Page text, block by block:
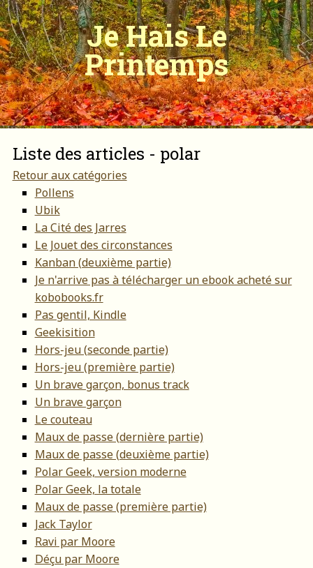
Je Hais Le
Printemps
Liste des articles - polar
Retour aux catégories
Pollens
Ubik
La Cité des Jarres
Le Jouet des circonstances
Kanban (deuxième partie)
Je n'arrive pas à télécharger un ebook acheté sur
kobobooks.fr
Pas gentil, Kindle
Geekisition
Hors-jeu (seconde partie)
Hors-jeu (première partie)
Un brave garçon, bonus track
Un brave garçon
Le couteau
Maux de passe (dernière partie)
Maux de passe (deuxième partie)
Polar Geek, version moderne
Polar Geek, la totale
Maux de passe (première partie)
Jack Taylor
Ravi par Moore
Déçu par Moore